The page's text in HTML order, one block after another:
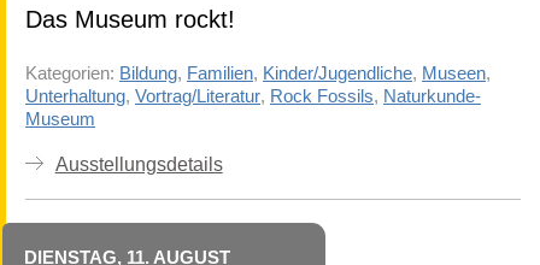
Das Museum rockt!
Kategorien: Bildung, Familien, Kinder/Jugendliche, Museen,
Unterhaltung, Vortrag/Literatur, Rock Fossils, Naturkunde-
Museum
Ausstellungsdetails
DIENSTAG, 11. AUGUST